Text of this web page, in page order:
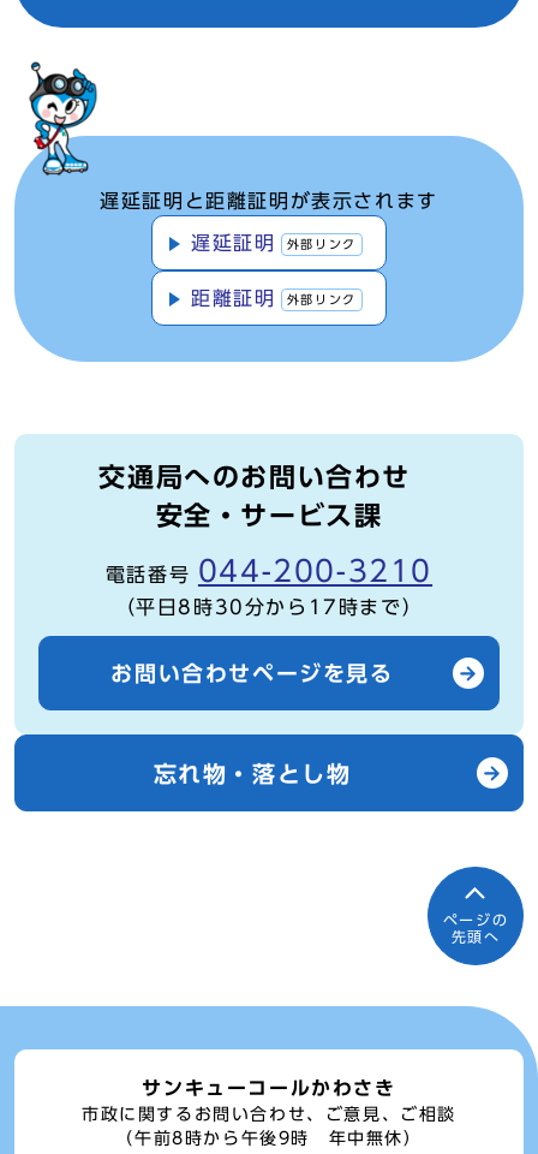
遅延証明と距離証明が表示されます
遅延証明 外部リンク
距離証明 外部リンク
交通局へのお問い合わせ
安全・サービス課
電話番号 044-200-3210
（平日8時30分から17時まで）
お問い合わせページを見る
忘れ物・落とし物
ページの
先頭へ
サンキューコールかわさき
市政に関するお問い合わせ、ご意見、ご相談
（午前8時から午後9時 年中無休）